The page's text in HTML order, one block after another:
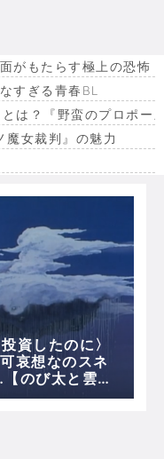
がもたらす極上の恐怖
すぎる青春BL
は？『野蛮のプロポー
女裁判』の魅力
資したのに〉
哀想なのスネ
のび太と雲の